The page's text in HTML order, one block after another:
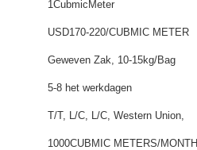
1CubmicMeter
USD170-220/CUBMIC METER
Geweven Zak, 10-15kg/Bag
5-8 het werkdagen
T/T, L/C, L/C, Western Union,
1000CUBMIC METERS/MONTH